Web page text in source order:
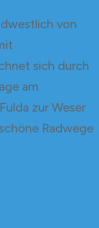
von
sich durch
am
zur Weser
Radwege